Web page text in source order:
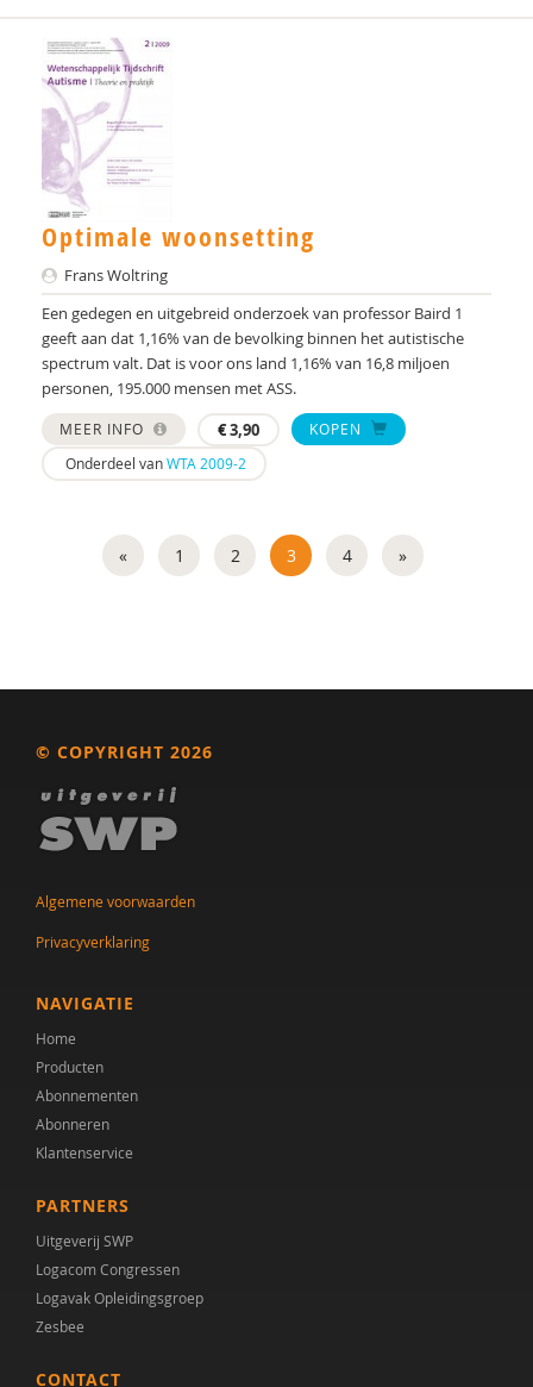
Optimale woonsetting
Frans Woltring
Een gedegen en uitgebreid onderzoek van professor Baird 1
geeft aan dat 1,16% van de bevolking binnen het autistische
spectrum valt. Dat is voor ons land 1,16% van 16,8 miljoen
personen, 195.000 mensen met ASS.
MEER INFO €3,90
KOPEN
Onderdeel vanWTA 2009-2
« 1 2 3 4 »
© COPYRIGHT 2026
Algemene voorwaarden
Privacyverklaring
NAVIGATIE
Home
Producten
Abonnementen
Abonneren
Klantenservice
PARTNERS
Uitgeverij SWP
Logacom Congressen
Logavak Opleidingsgroep
Zesbee
CONTACT